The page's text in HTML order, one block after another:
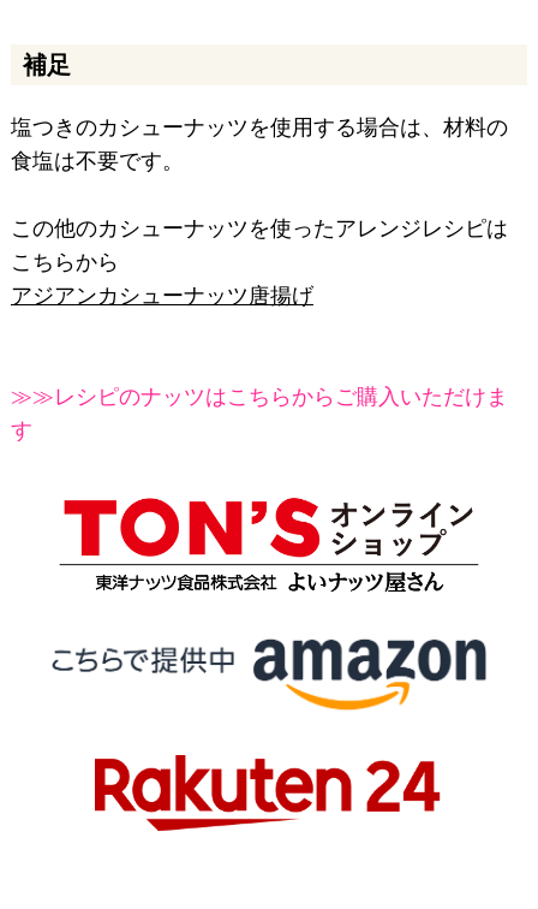
補足
塩つきのカシューナッツを使用する場合は、材料の
食塩は不要です。
この他のカシューナッツを使ったアレンジレシピは
こちらから
アジアンカシューナッツ唐揚げ
≫≫レシピのナッツはこちらからご購入いただけま
す